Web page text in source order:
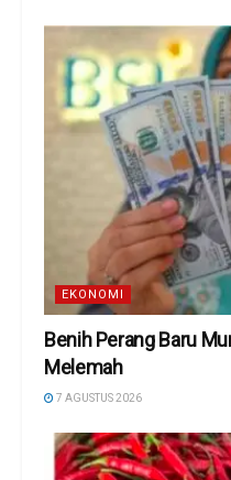
EKONOMI
Benih Perang Baru
Melemah
7 AGUSTUS 2026